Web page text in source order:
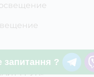
ГРУП»
запитання ?